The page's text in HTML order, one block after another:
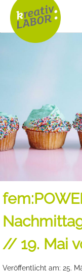
// 19. Mai
Veröffentlicht am: 25.